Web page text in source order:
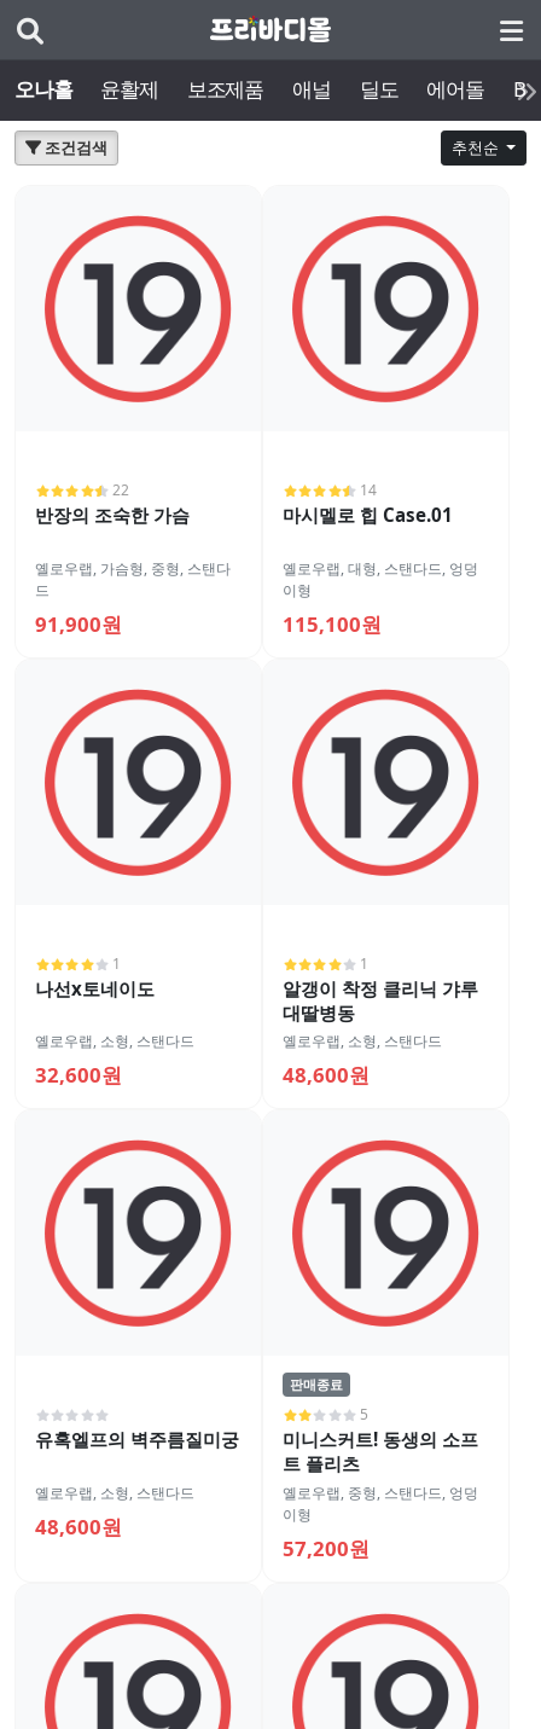
오나홀 윤활제 보조제품 애널 딜도 에어돌
조건검색 추천순
22
반장의 조숙한 가슴
옐로우랩, 가슴형, 중형, 스탠다
드
91,900원
14
마시멜로 힙 Case.01
옐로우랩,대형, 스탠다드, 엉덩
이형
115,100원
1
나선x토네이도
옐로우랩, 소형, 스탠다드
32,600원
1
알갱이 착정 클리닉 갸루
대딸병동
옐로우랩, 소형, 스탠다드
48,600원
유혹엘프의 벽주름질미궁
옐로우랩, 소형, 스탠다드
48,600원
판매종료
5
미니스커트! 동생의 소프
트 플리츠
옐로우랩, 중형, 스탠다드, 엉덩
이형
57,200원